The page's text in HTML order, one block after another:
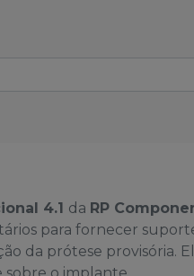
4.1 da RP
para fornecer
da prótese provisória.